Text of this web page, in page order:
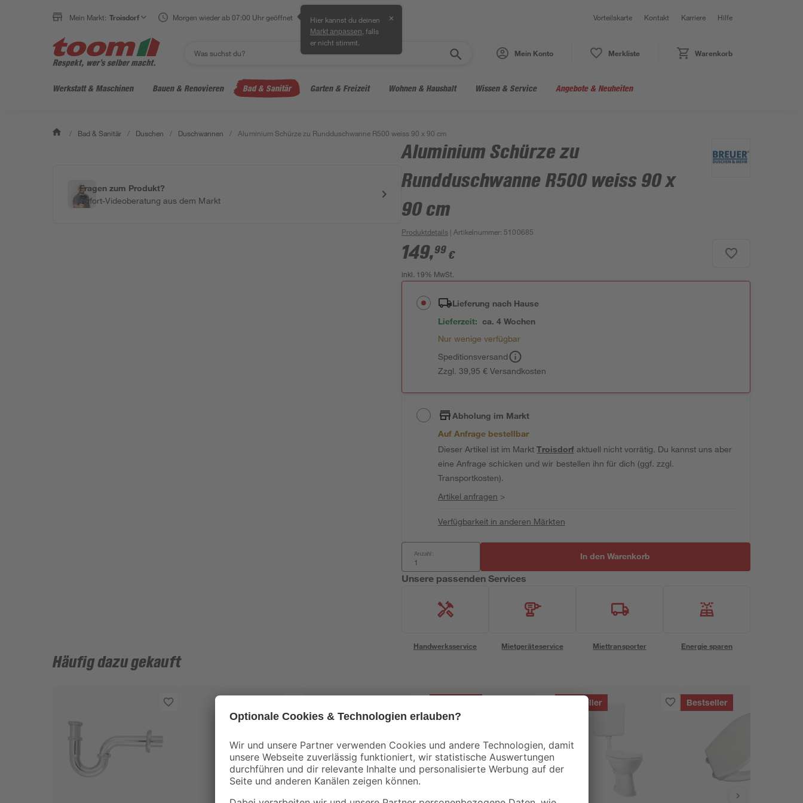
Mein Markt: Troisdorf Morgen wieder ab 07:00 Uhr geöffnet Hier kannst du deinen
Markt anpassen , falls
er nicht stimmt.
✕ Vorteilskarte Kontakt Karriere Hilfe
Mein Konto Merkliste Warenkorb
Werkstatt & Maschinen Bauen & Renovieren Bad & Sanitär Garten & Freizeit Wohnen & Haushalt Wissen & Service Angebote & Neuheiten
/ Bad & Sanitär / Duschen / Duschwannen / Aluminium Schürze zu Rundduschwanne R500 weiss 90 x 90 cm
Fragen zum Produkt?
Sofort-Videoberatung aus dem Markt
Aluminium Schürze zu
Rundduschwanne R500 weiss 90 x
90 cm
Produktdetails | Artikelnummer: 5100685
149,99 €
inkl. 19% MwSt.
Lieferung nach Hause
Lieferzeit: ca. 4 Wochen
Nur wenige verfügbar
Speditionsversand
Zzgl. 39,95 € Versandkosten
Abholung im Markt
Auf Anfrage bestellbar
Dieser Artikel ist im MarktTroisdorfaktuell nicht vorrätig. Du kannst uns aber
eine Anfrage schicken und wir bestellen ihn für dich (ggf. zzgl.
Transportkosten).
Artikel anfragen >
Verfügbarkeit in anderen Märkten
Anzahl: In den Warenkorb
Unsere passenden Services
Handwerksservice Mietgeräteservice Miettransporter Energie sparen
Häufig dazu gekauft
Bestseller Bestseller